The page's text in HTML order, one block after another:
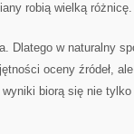
robią wielką różnicę.
Dlatego w naturalny
oceny źródeł,
biorą się nie